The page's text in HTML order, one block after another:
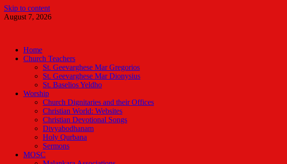
Skip to content
August 7, 2026
Home
Church Teachers
St. Geevarghese Mar Gregorios
St. Geevarghese Mar Dionysius
St. Baselios Yeldho
Worship
Church Dignitaries and their Offices
Christian World: Websites
Christian Devotional Songs
Divyabodhanam
Holy Qurbana
Sermons
MOSC